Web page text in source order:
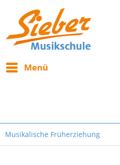
Menü
Musikalische Früherziehung